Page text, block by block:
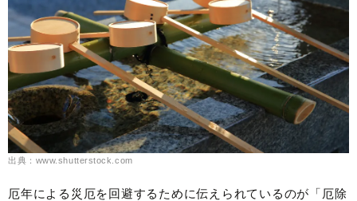
出典：www.shutterstock.com
厄年による災厄を回避するために伝えられているのが「厄除